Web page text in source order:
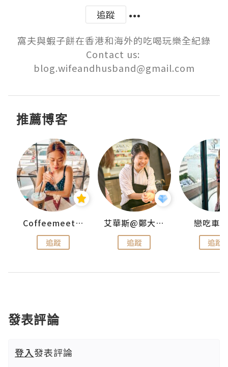
追蹤
窩夫與蝦子餅在香港和海外的吃喝玩樂全紀錄
Contact us:
blog.wifeandhusband@gmail.com
推薦博客
Coffeemeetjojo
追蹤
艾華斯@鄭大小姐工房
追蹤
戀吃車
追蹤
發表評論
登入發表評論